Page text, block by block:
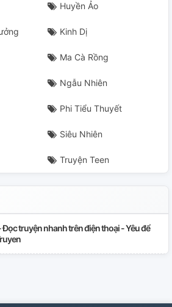
Huyền Ảo
Kinh Dị
Ma Cà Rồng
Ngẫu Nhiên
Phi Tiểu Thuyết
Siêu Nhiên
Truyện Teen
truyện nhanh trên điện thoại - Yêu để